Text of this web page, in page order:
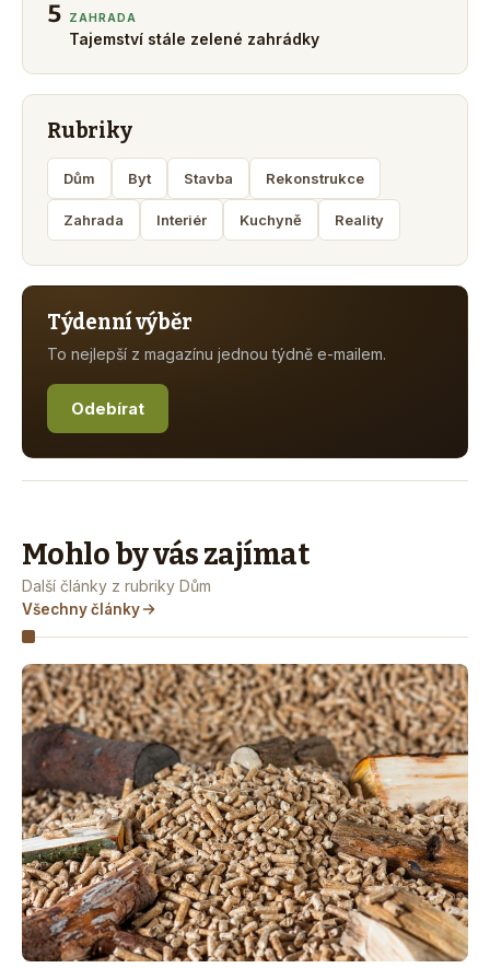
5 ZAHRADA
Tajemství stále zelené zahrádky
Rubriky
Dům Byt Stavba Rekonstrukce
Zahrada Interiér Kuchyně Reality
Týdenní výběr
To nejlepší z magazínu jednou týdně e-mailem.
Odebírat
Mohlo by vás zajímat
Další články z rubriky Dům
Všechny články